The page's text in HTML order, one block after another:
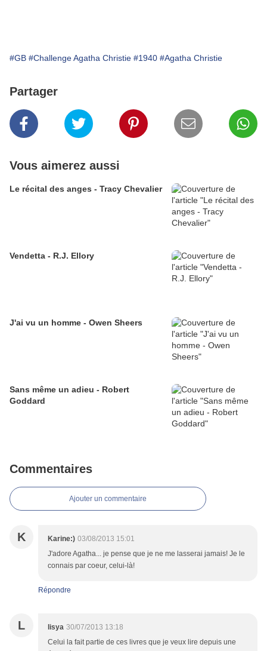
#GB #Challenge Agatha Christie #1940 #Agatha Christie
Partager
Vous aimerez aussi
Le récital des anges - Tracy Chevalier
Vendetta - R.J. Ellory
J'ai vu un homme - Owen Sheers
Sans même un adieu - Robert
Goddard
Commentaires
Ajouter un commentaire
K Karine:) 03/08/2013 15:01
J'adore Agatha... je pense que je ne me lasserai jamais! Je le
connais par coeur, celui-là!
Répondre
L lisya 30/07/2013 13:18
Celui la fait partie de ces livres que je veux lire depuis une